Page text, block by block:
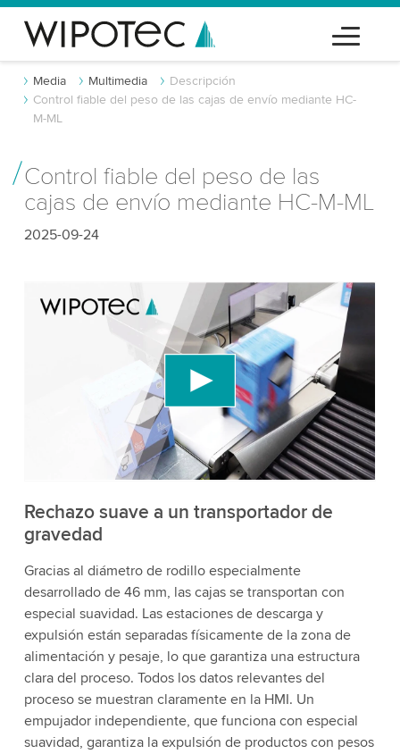
Media Multimedia
Descripción
Control fiable del peso de las cajas de envío mediante HC-
M-ML
Control fiable del peso de las
cajas de envío mediante HC-M-ML
2025-09-24
¡Necesitamos tu consentimiento para
cargar el servicio de video de YouTube!
Utilizamos un servicio de terceros para incrustar
contenido de video que puede recopilar datos
sobre tu actividad. Por favor, revisa los detalles y
acepta el servicio para ver este video.
Más información
Rechazo suave a un transportador de
gravedad
Gracias al diámetro de rodillo especialmente
desarrollado de 46 mm, las cajas se transportan con
especial suavidad. Las estaciones de descarga y
expulsión están separadas físicamente de la zona de
alimentación y pesaje, lo que garantiza una estructura
clara del proceso. Todos los datos relevantes del
proceso se muestran claramente en la HMI. Un
empujador independiente, que funciona con especial
suavidad, garantiza la expulsión de productos con pesos